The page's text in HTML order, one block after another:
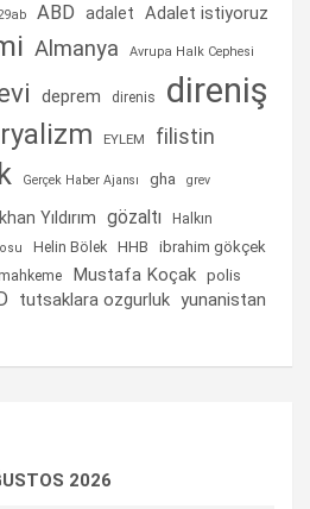
ABD adalet Adalet istiyoruz
Almanya Avrupa Halk Cephesi
deprem direnis direniş
EYLEM filistin
Gerçek Haber Ajansı gha grev
Yıldırım gözaltı
Halkın
Helin Bölek HHB ibrahim gökçek
Mustafa Koçak polis
tutsaklara ozgurluk yunanistan
2026